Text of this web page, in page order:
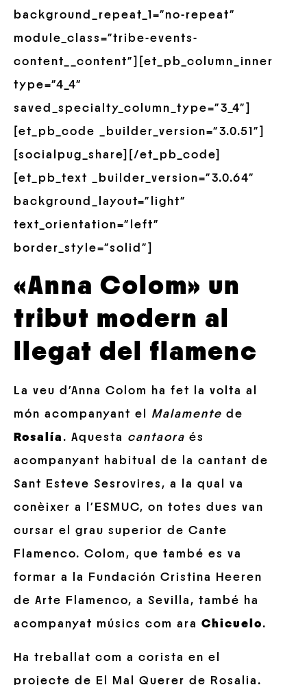
background_repeat_1=”no-repeat”
module_class=”tribe-events-
content__content”][et_pb_column_inner
type=”4_4″
saved_specialty_column_type=”3_4″]
[et_pb_code _builder_version=”3.0.51″]
[socialpug_share][/et_pb_code]
[et_pb_text _builder_version=”3.0.64″
background_layout=”light”
text_orientation=”left”
border_style=”solid”]
«Anna Colom» un
tribut modern al
llegat del flamenc
La veu d’Anna Colom ha fet la volta al
món acompanyant el Malamente de
Rosalía. Aquesta cantaora és
acompanyant habitual de la cantant de
Sant Esteve Sesrovires, a la qual va
conèixer a l’ESMUC, on totes dues van
cursar el grau superior de Cante
Flamenco. Colom, que també es va
formar a la Fundación Cristina Heeren
de Arte Flamenco, a Sevilla, també ha
acompanyat músics com ara Chicuelo.
Ha treballat com a corista en el
projecte de El Mal Querer de Rosalia.